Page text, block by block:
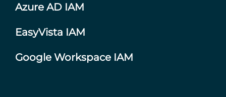
Azure AD IAM
EasyVista IAM
Google Workspace IAM